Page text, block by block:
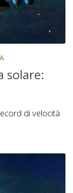
solare:
di velocità